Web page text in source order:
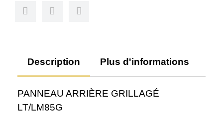
Description Plus d'informations
PANNEAU ARRIÈRE GRILLAGÉ
LT/LM85G